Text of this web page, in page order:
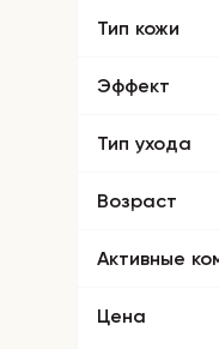
Тип кожи
Эффект
Тип ухода
Возраст
Активные
Цена